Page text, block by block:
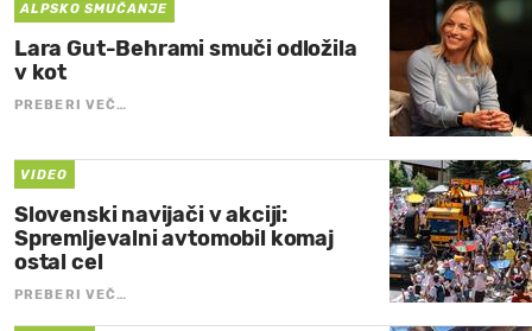
ALPSKO SMUČANJE
Lara Gut-Behrami smuči odložila
v kot
PREBERI VEČ…
VIDEO
Slovenski navijači v akciji:
Spremljevalni avtomobil komaj
ostal cel
PREBERI VEČ…